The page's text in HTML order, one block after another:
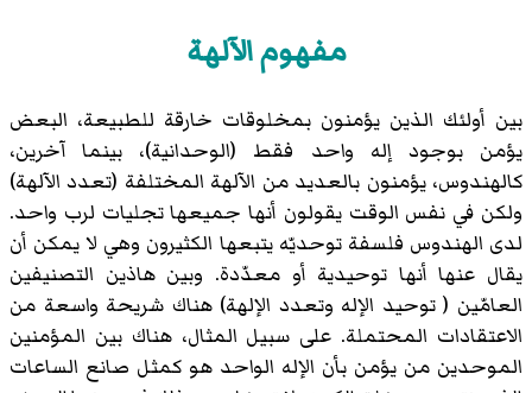
مفهوم الآلهة
بين أولئك الذين يؤمنون بمخلوقات خارقة للطبيعة، البعض
يؤمن بوجود إله واحد فقط (الوحدانية)، بينما آخرين،
كالهندوس، يؤمنون بالعديد من الآلهة المختلفة (تعدد الآلهة)
ولكن في نفس الوقت يقولون أنها جميعها تجليات لرب واحد.
لدى الهندوس فلسفة توحديّه يتبعها الكثيرون وهي لا يمكن أن
يقال عنها أنها توحيدية أو معدّدة. وبين هاذين التصنيفين
العامّين ( توحيد الإله وتعدد الإلهة) هناك شريحة واسعة من
الاعتقادات المحتملة. على سبيل المثال، هناك بين المؤمنين
الموحدين من يؤمن بأن الإله الواحد هو كمثل صانع الساعات